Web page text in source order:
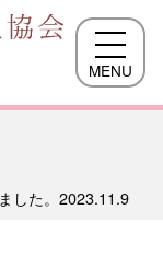
MENU
した。2023.11.9